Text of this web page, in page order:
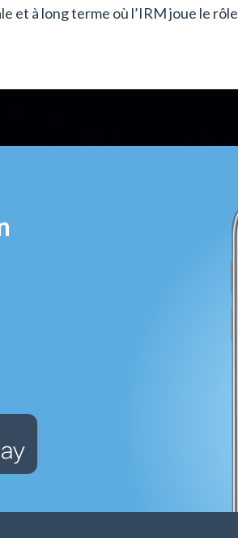
et à long terme où l’IRM joue le